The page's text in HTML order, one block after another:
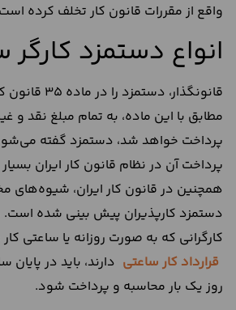
واقع از مقررات قانون کار تخلف کرده
انواع دستمزد کارگر سال
قانونگذار،
مطابق با این ماده، به تمام مبلغ نقد و
پرداخت خواهد شد، دستمزد گفته
پرداخت آن در نظام قانون کار ایران
همچنین در قانون کار ایران، شیوه‌های
دستمزد کارپذیران پیش بینی شده است.
کارگرانی که به صورت روزانه یا ساعتی
قرارداد کار ساعتی
روز یک بار محاسبه و پرداخت شود.